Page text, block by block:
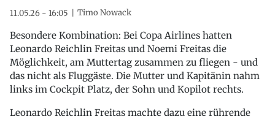
11.05.26 - 16:05 Timo Nowack
Besondere Kombination: Bei Copa Airlines hatten
Leonardo Reichlin Freitas und Noemi Freitas die
Möglichkeit, am Muttertag zusammen zu fliegen - und
das nicht als Fluggäste. Die Mutter und Kapitänin nahm
links im Cockpit Platz, der Sohn und Kopilot rechts.
Leonardo Reichlin Freitas machte dazu eine rührende